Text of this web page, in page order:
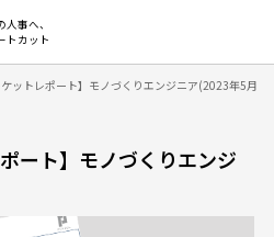
人事へ、
トカット
ケットレポート】モノづくりエンジニア(2023年5月
ート】モノづくりエンジ